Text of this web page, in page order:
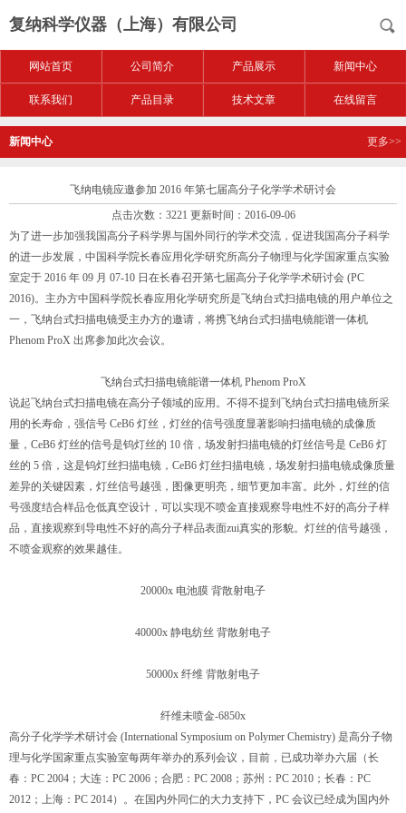
复纳科学仪器（上海）有限公司
网站首页 公司简介 产品展示 新闻中心
联系我们 产品目录 技术文章 在线留言
新闻中心 更多>>
飞纳电镜应邀参加 2016 年第七届高分子化学学术研讨会
点击次数：3221 更新时间：2016-09-06
为了进一步加强我国高分子科学界与国外同行的学术交流，促进我国高分子科学
的进一步发展，中国科学院长春应用化学研究所高分子物理与化学国家重点实验
室定于 2016 年 09 月 07-10 日在长春召开第七届高分子化学学术研讨会 (PC
2016)。主办方中国科学院长春应用化学研究所是飞纳台式扫描电镜的用户单位之
一，飞纳台式扫描电镜受主办方的邀请，将携飞纳台式扫描电镜能谱一体机
Phenom ProX 出席参加此次会议。
飞纳台式扫描电镜能谱一体机 Phenom ProX
说起飞纳台式扫描电镜在高分子领域的应用。不得不提到飞纳台式扫描电镜所采
用的长寿命，强信号 CeB6 灯丝，灯丝的信号强度显著影响扫描电镜的成像质
量，CeB6 灯丝的信号是钨灯丝的 10 倍，场发射扫描电镜的灯丝信号是 CeB6 灯
丝的 5 倍，这是钨灯丝扫描电镜，CeB6 灯丝扫描电镜，场发射扫描电镜成像质量
差异的关键因素，灯丝信号越强，图像更明亮，细节更加丰富。此外，灯丝的信
号强度结合样品仓低真空设计，可以实现不喷金直接观察导电性不好的高分子样
品，直接观察到导电性不好的高分子样品表面zui真实的形貌。灯丝的信号越强，
不喷金观察的效果越佳。
20000x 电池膜 背散射电子
40000x 静电纺丝 背散射电子
50000x 纤维 背散射电子
纤维未喷金-6850x
高分子化学学术研讨会 (International Symposium on Polymer Chemistry) 是高分子物
理与化学国家重点实验室每两年举办的系列会议，目前，已成功举办六届（长
春：PC 2004；大连：PC 2006；合肥：PC 2008；苏州：PC 2010；长春：PC
2012；上海：PC 2014）。在国内外同仁的大力支持下，PC 会议已经成为国内外